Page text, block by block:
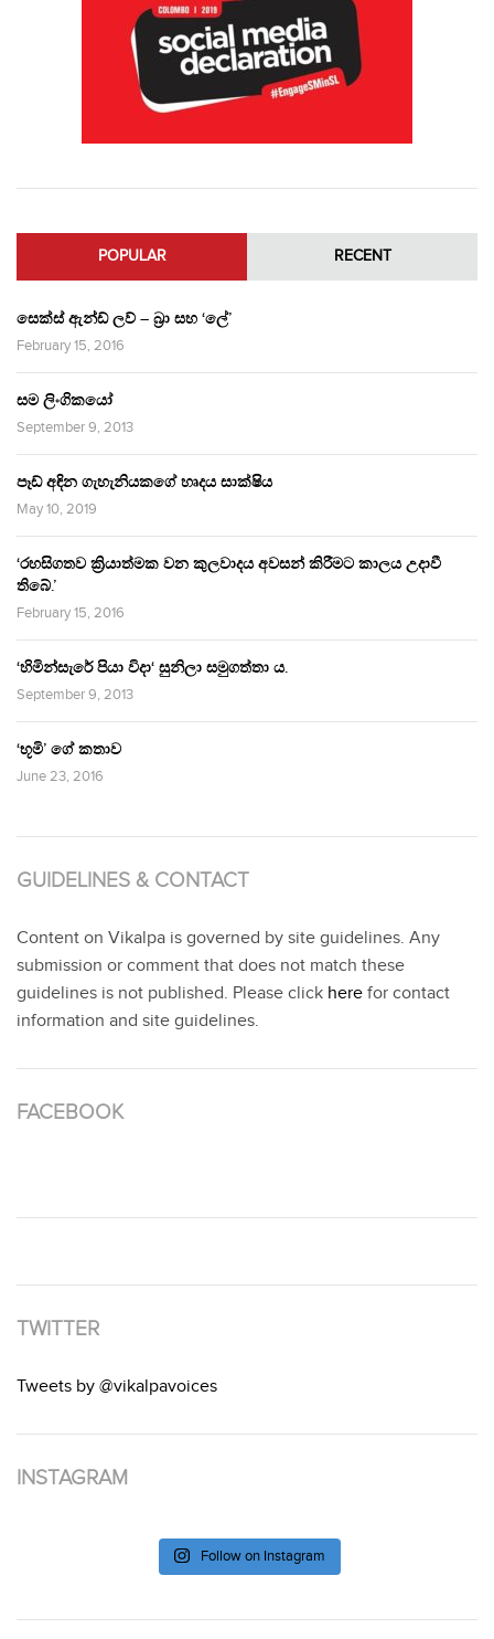
POPULAR RECENT
සෙක්ස් ඇන්ඩ් ලව් – බ්‍රා සහ ‘ලේ’
February 15, 2016
සම ලිංගිකයෝ
September 9, 2013
පෑඩ් අඳින ගැහැනියකගේ හෘදය සාක්ෂිය
May 10, 2019
‘රහසිගතව ක්‍රියාත්මක වන කුලවාදය අවසන් කිරීමට කාලය උදාවී
තිබේ.’
February 15, 2016
‘හිමින්සැරේ පියා විදා‘ සුනිලා සමුගත්තා ය.
September 9, 2013
‘භූමි’ ගේ කතාව
June 23, 2016
GUIDELINES & CONTACT
Content on Vikalpa is governed by site guidelines. Any
submission or comment that does not match these
guidelines is not published. Please click here for contact
information and site guidelines.
FACEBOOK
TWITTER
Tweets by @vikalpavoices
INSTAGRAM
Follow on Instagram